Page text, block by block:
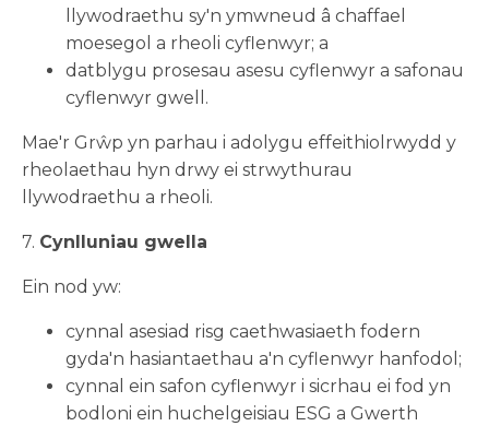
llywodraethu sy'n ymwneud â chaffael
moesegol a rheoli cyflenwyr; a
datblygu prosesau asesu cyflenwyr a safonau
cyflenwyr gwell.
Mae'r Grŵp yn parhau i adolygu effeithiolrwydd y
rheolaethau hyn drwy ei strwythurau
llywodraethu a rheoli.
7. Cynlluniau gwella
Ein nod yw:
cynnal asesiad risg caethwasiaeth fodern
gyda'n hasiantaethau a'n cyflenwyr hanfodol;
cynnal ein safon cyflenwyr i sicrhau ei fod yn
bodloni ein huchelgeisiau ESG a Gwerth